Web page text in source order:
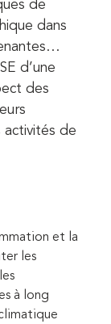
de
dans
d’une
des
activités de
et la
les
à long